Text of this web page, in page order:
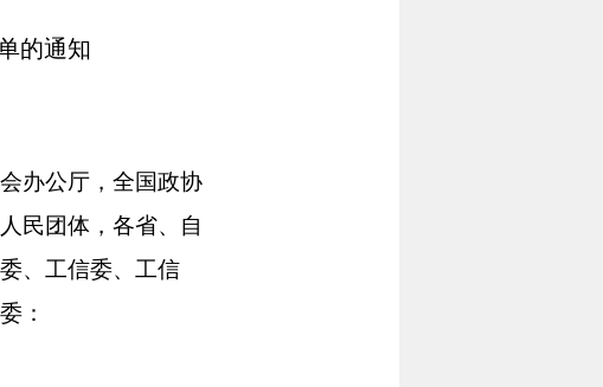
的通知
办公厅，全国政协
民团体，各省、自
、工信委、工信
：